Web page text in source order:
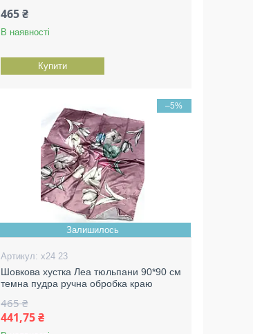
465 ₴
В наявності
Купити
–5%
Залишилось
х24 23
Шовкова хустка Леа тюльпани 90*90 см
темна пудра ручна обробка краю
465 ₴
441,75 ₴